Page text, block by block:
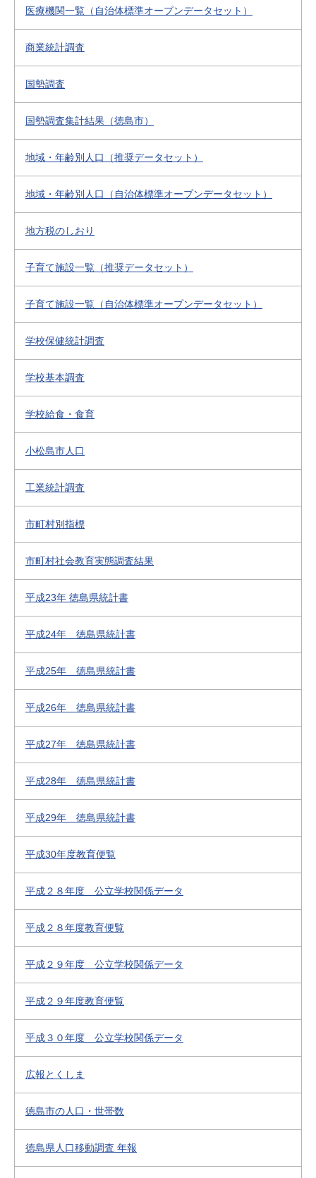
医療機関一覧（自治体標準オープンデータセット）
商業統計調査
国勢調査
国勢調査集計結果（徳島市）
地域・年齢別人口（推奨データセット）
地域・年齢別人口（自治体標準オープンデータセット）
地方税のしおり
子育て施設一覧（推奨データセット）
子育て施設一覧（自治体標準オープンデータセット）
学校保健統計調査
学校基本調査
学校給食・食育
小松島市人口
工業統計調査
市町村別指標
市町村社会教育実態調査結果
平成23年 徳島県統計書
平成24年 徳島県統計書
平成25年 徳島県統計書
平成26年 徳島県統計書
平成27年 徳島県統計書
平成28年 徳島県統計書
平成29年 徳島県統計書
平成30年度教育便覧
平成２８年度 公立学校関係データ
平成２８年度教育便覧
平成２９年度 公立学校関係データ
平成２９年度教育便覧
平成３０年度 公立学校関係データ
広報とくしま
徳島市の人口・世帯数
徳島県人口移動調査 年報